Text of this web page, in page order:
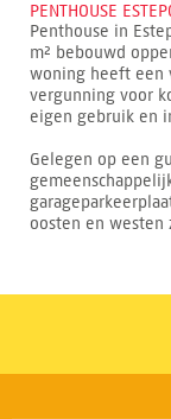
PENTHOUSE
Penthouse in
m² bebouwd
woning heeft een
vergunning voor
eigen gebruik en
Gelegen op een
oosten en westen